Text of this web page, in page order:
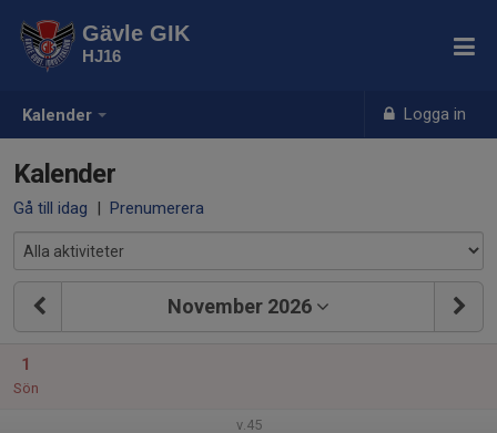
Kalender Logga in
Gävle GIK
HJ16
Kalender
Gå till idag | Prenumerera
November 2026
1
Sön
v.45